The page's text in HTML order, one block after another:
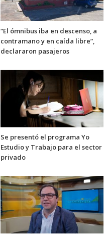
“El ómnibus iba en descenso, a
contramano y en caída libre”,
declararon pasajeros
Se presentó el programa Yo
Estudio y Trabajo para el sector
privado